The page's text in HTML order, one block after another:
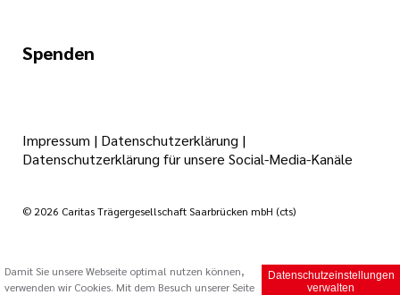
Spenden
© 2026 Caritas Trägergesellschaft Saarbrücken mbH (cts)
Impressum | Datenschutzerklärung |
Datenschutzerklärung für unsere Social-Media-Kanäle
Datenschutzeinstellungen
verwalten
Damit Sie unsere Webseite optimal nutzen können,
verwenden wir Cookies. Mit dem Besuch unserer Seite